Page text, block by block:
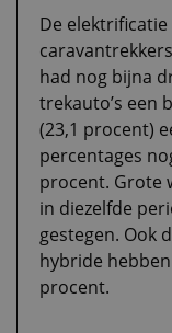
De
had nog bijna
trekauto’s een
(23,1 procent)
percentages
procent. Grote
in diezelfde
gestegen. Ook
hybride
procent.